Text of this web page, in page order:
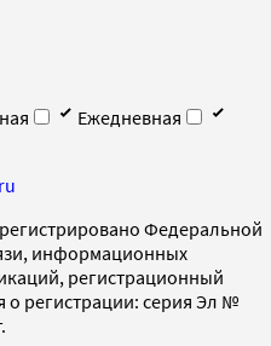
Ежедневная
Федеральной
информационных
регистрационный
о регистрации: серия Эл №